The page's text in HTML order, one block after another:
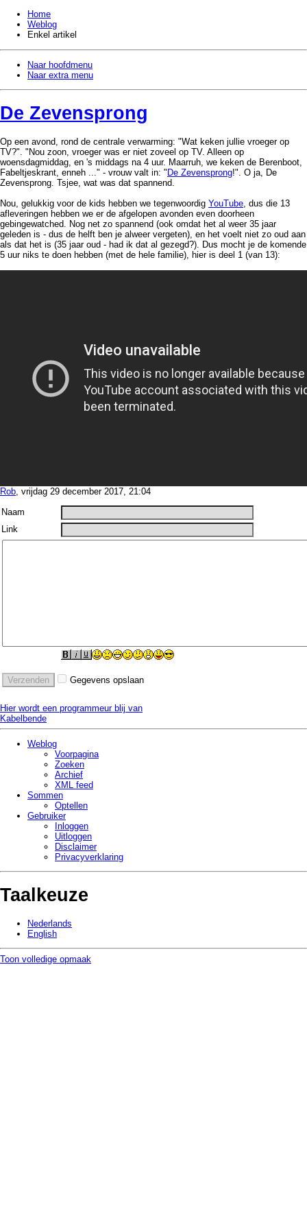
Home
Weblog
Enkel artikel
Naar hoofdmenu
Naar extra menu
De Zevensprong
Op een avond, rond de centrale verwarming: "Wat keken jullie vroeger op
TV?". "Nou zoon, vroeger was er niet zoveel op TV. Alleen op
woensdagmiddag, en 's middags na 4 uur. Maarruh, we keken de Berenboot,
Fabeltjeskrant, enneh ..." - vrouw valt in: " De Zevensprong!". O ja, De
Zevensprong. Tsjee, wat was dat spannend.
Nou, gelukkig voor de kids hebben we tegenwoordig YouTube, dus die 13
afleveringen hebben we er de afgelopen avonden even doorheen
gebingewatched. Nog net zo spannend (ook omdat het al weer 35 jaar
geleden is - dus de helft ben je alweer vergeten), en het voelt niet zo oud aan
als dat het is (35 jaar oud - had ik dat al gezegd?). Dus mocht je de komende
5 uur niks te doen hebben (met de hele familie), hier is deel 1 (van 13):
Rob, vrijdag 29 december 2017, 21:04
Naam
Link
Gegevens opslaan
Hier wordt een programmeur blij van
Kabelbende
Weblog
Voorpagina
Zoeken
Archief
XML feed
Sommen
Optellen
Gebruiker
Inloggen
Uitloggen
Disclaimer
Privacy­verklaring
Taalkeuze
Nederlands
English
Toon volledige opmaak